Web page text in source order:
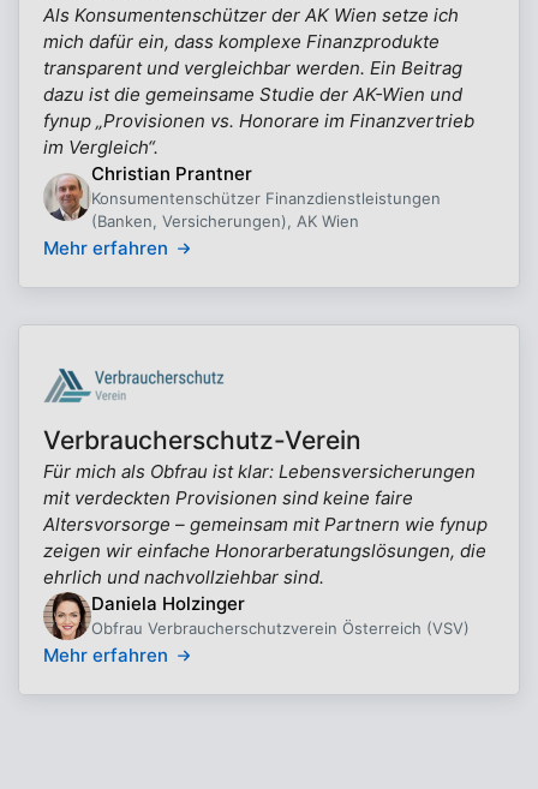
Als Konsumentenschützer der AK Wien setze ich
mich dafür ein, dass komplexe Finanzprodukte
transparent und vergleichbar werden. Ein Beitrag
dazu ist die gemeinsame Studie der AK-Wien und
fynup „Provisionen vs. Honorare im Finanzvertrieb
im Vergleich“.
Christian Prantner
Konsumentenschützer Finanzdienstleistungen
(Banken, Versicherungen), AK Wien
Mehr erfahren
Verbraucherschutz-Verein
Für mich als Obfrau ist klar: Lebensversicherungen
mit verdeckten Provisionen sind keine faire
Altersvorsorge – gemeinsam mit Partnern wie fynup
zeigen wir einfache Honorarberatungslösungen, die
ehrlich und nachvollziehbar sind.
Daniela Holzinger
Obfrau Verbraucherschutzverein Österreich (VSV)
Mehr erfahren